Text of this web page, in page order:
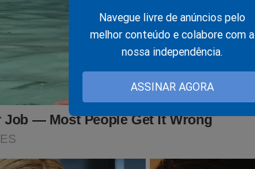
Navegue livre de anúncios pelo
melhor conteúdo e colabore com a
nossa independência.
ASSINAR AGORA
Online no Facebook: https://
o que lhe dará o direito de assistir o
conservador do Brasil e ter acesso exclusivo ao
"assuntos proibidos" no Brasil são revelados. Para
apresentacao
o impeachment de Alexandre de Moraes
para colocar um fim em toda a cruel
seus aliados e a mídia independente como o